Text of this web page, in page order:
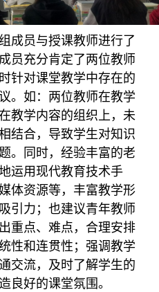
成员与授课教师进行了
员充分肯定了两位教师
针对课堂教学中存在的
。如：两位教师在教学
教学内容的组织上，未
结合，导致学生对知识
。同时，经验丰富的老
运用现代教育技术手
体资源等，丰富教学形
引力；也建议青年教师
重点、难点，合理安排
性和连贯性；强调教学
交流，及时了解学生的
良好的课堂氛围。